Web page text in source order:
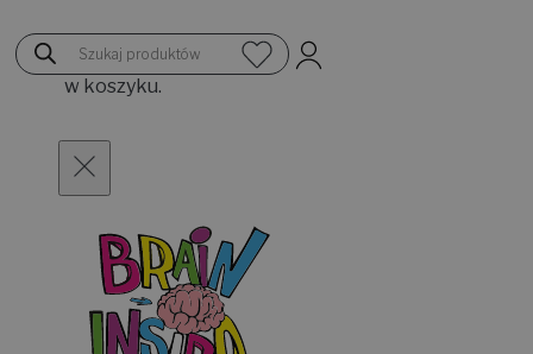
Wyszukiwarka
produktów
Brak
produktów
w koszyku.